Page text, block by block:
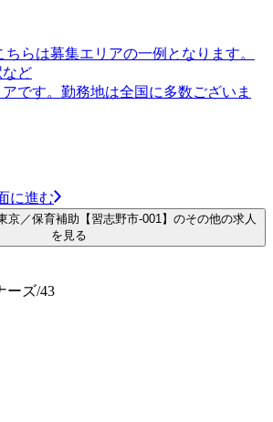
らは募集エリアの一例となります。
ど
です。勤務地は全国に多数ございま
に進む
京／保育補助【習志野市-001】のその他の求人
を見る
ーズ/43